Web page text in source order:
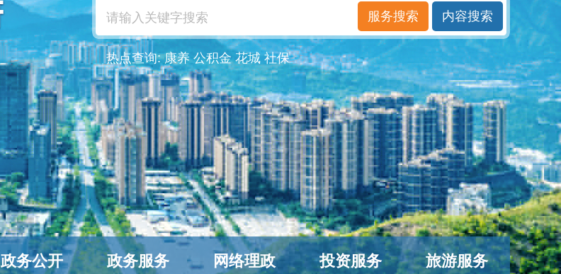
热点查询:康养 公积金 花城 社保
政务公开 政务服务 网络理政 投资服务 旅游服务